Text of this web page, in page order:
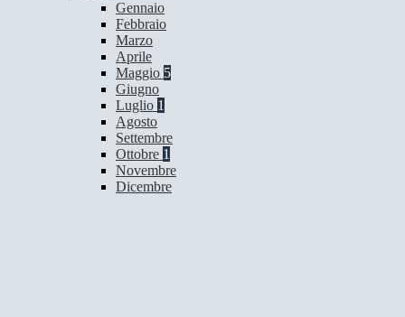
Gennaio
Febbraio
Marzo
Aprile
Maggio 5
Giugno
Luglio 1
Agosto
Settembre
Ottobre 1
Novembre
Dicembre